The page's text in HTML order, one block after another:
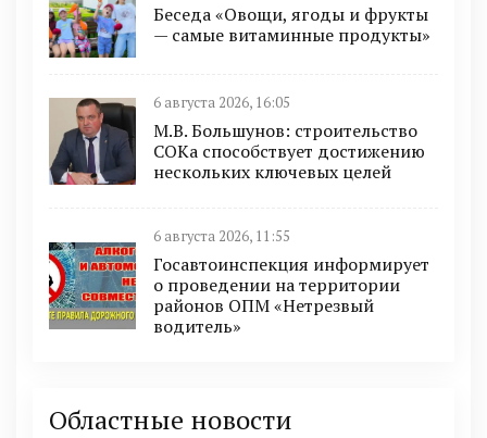
Беседа «Овощи, ягоды и фрукты
— самые витаминные продукты»
6 августа 2026, 16:05
М.В. Большунов: строительство
СОКа способствует достижению
нескольких ключевых целей
6 августа 2026, 11:55
Госавтоинспекция информирует
о проведении на территории
районов ОПМ «Нетрезвый
водитель»
Областные новости